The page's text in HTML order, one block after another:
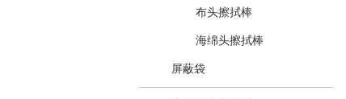
布头擦拭棒
海绵头擦拭棒
屏蔽袋